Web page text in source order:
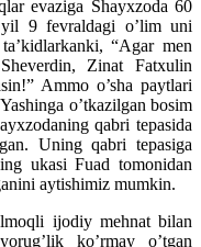
evaziga Shayxzoda 60
9 fevraldagi o’lim uni
“Agar men
Zinat Fatxulin
Ammo o’sha paytlari
o’tkazilgan bosim
qabri tepasida
Uning qabri tepasiga
ukasi Fuad tomonidan
aytishimiz mumkin.
ijodiy mehnat bilan
ko’rmay o’tgan